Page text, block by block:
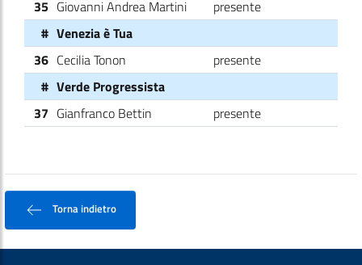
35 Giovanni Andrea Martini
presente
# Venezia è Tua
36 Cecilia Tonon
presente
# Verde Progressista
37 Gianfranco Bettin presente
Torna indietro